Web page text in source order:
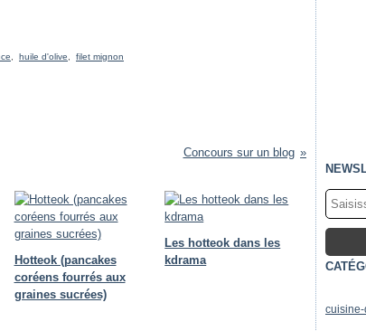
huile d'olive filet mignon
Concours sur un blog
Hotteok (pancakes
coréens fourrés aux
graines sucrées)
Les hotteok dans les
kdrama